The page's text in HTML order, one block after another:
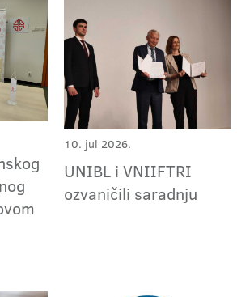
10. jul 2026.
UNIBL i VNIIFTRI
ozvaničili saradnju